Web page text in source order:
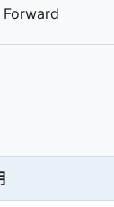
Forward